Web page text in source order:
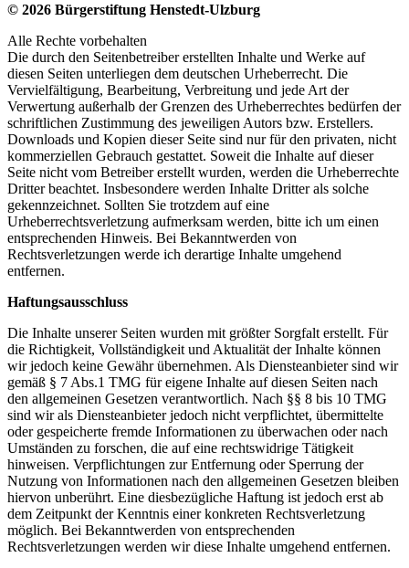
© 2026 Bürgerstiftung Henstedt-Ulzburg
Alle Rechte vorbehalten
Die durch den Seitenbetreiber erstellten Inhalte und Werke auf
diesen Seiten unterliegen dem deutschen Urheberrecht. Die
Vervielfältigung, Bearbeitung, Verbreitung und jede Art der
Verwertung außerhalb der Grenzen des Urheberrechtes bedürfen der
schriftlichen Zustimmung des jeweiligen Autors bzw. Erstellers.
Downloads und Kopien dieser Seite sind nur für den privaten, nicht
kommerziellen Gebrauch gestattet. Soweit die Inhalte auf dieser
Seite nicht vom Betreiber erstellt wurden, werden die Urheberrechte
Dritter beachtet. Insbesondere werden Inhalte Dritter als solche
gekennzeichnet. Sollten Sie trotzdem auf eine
Urheberrechtsverletzung aufmerksam werden, bitte ich um einen
entsprechenden Hinweis. Bei Bekanntwerden von
Rechtsverletzungen werde ich derartige Inhalte umgehend
entfernen.
Haftungsausschluss
Die Inhalte unserer Seiten wurden mit größter Sorgfalt erstellt. Für
die Richtigkeit, Vollständigkeit und Aktualität der Inhalte können
wir jedoch keine Gewähr übernehmen. Als Diensteanbieter sind wir
gemäß § 7 Abs.1 TMG für eigene Inhalte auf diesen Seiten nach
den allgemeinen Gesetzen verantwortlich. Nach §§ 8 bis 10 TMG
sind wir als Diensteanbieter jedoch nicht verpflichtet, übermittelte
oder gespeicherte fremde Informationen zu überwachen oder nach
Umständen zu forschen, die auf eine rechtswidrige Tätigkeit
hinweisen. Verpflichtungen zur Entfernung oder Sperrung der
Nutzung von Informationen nach den allgemeinen Gesetzen bleiben
hiervon unberührt. Eine diesbezügliche Haftung ist jedoch erst ab
dem Zeitpunkt der Kenntnis einer konkreten Rechtsverletzung
möglich. Bei Bekanntwerden von entsprechenden
Rechtsverletzungen werden wir diese Inhalte umgehend entfernen.